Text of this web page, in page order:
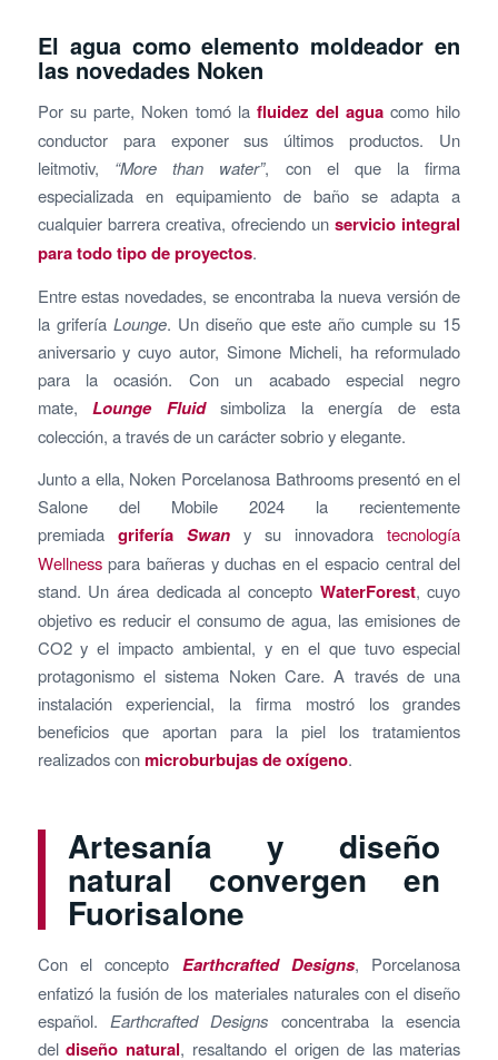
El agua como elemento moldeador en
las novedades Noken
Por su parte, Noken tomó lafluidez del aguacomo hilo
conductor para exponer sus últimos productos. Un
leitmotiv, “More than water”, con el que la firma
especializada en equipamiento de baño se adapta a
cualquier barrera creativa, ofreciendo unservicio integral
para todo tipo de proyectos.
Entre estas novedades, se encontraba la nueva versión de
la grifería Lounge. Un diseño que este año cumple su 15
aniversario y cuyo autor, Simone Micheli, ha reformulado
para la ocasión. Con un acabado especial negro
mate, Lounge Fluidsimboliza la energía de esta
colección, a través de un carácter sobrio y elegante.
Junto a ella, Noken Porcelanosa Bathrooms presentó en el
Salone del Mobile 2024 la recientemente
premiada grifería Swany su innovadoratecnología
Wellnesspara bañeras y duchas en el espacio central del
stand. Un área dedicada al concepto WaterForest, cuyo
objetivo es reducir el consumo de agua, las emisiones de
CO2 y el impacto ambiental, y en el que tuvo especial
protagonismo el sistema Noken Care. A través de una
instalación experiencial, la firma mostró los grandes
beneficios que aportan para la piel los tratamientos
realizados conmicroburbujas de oxígeno.
Artesanía y diseño
natural convergen en
Fuorisalone
Con el concepto Earthcrafted Designs, Porcelanosa
enfatizó la fusión de los materiales naturales con el diseño
español. Earthcrafted Designs concentraba la esencia
deldiseño natural, resaltando el origen de las materias